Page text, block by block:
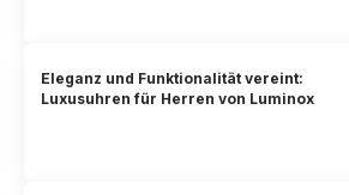
Eleganz und Funktionalität vereint:
Luxusuhren für Herren von Luminox